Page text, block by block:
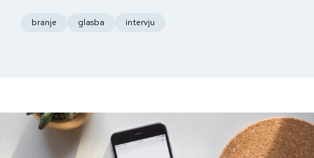
branje glasba intervju